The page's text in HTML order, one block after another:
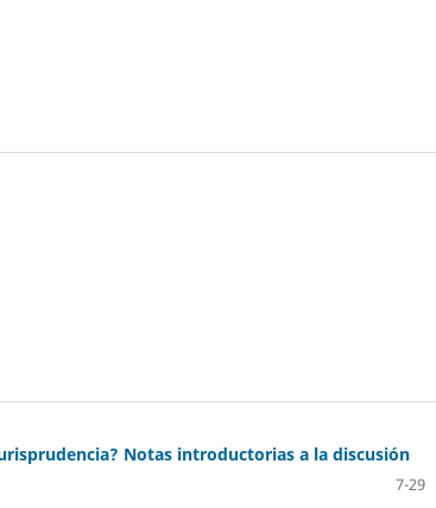
Notas introductorias a la discusión
7-29